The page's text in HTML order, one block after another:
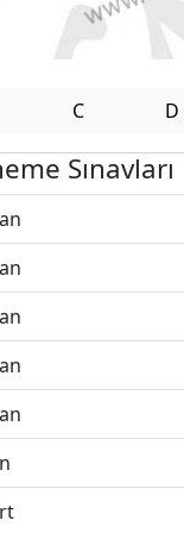
C D
Sınavları